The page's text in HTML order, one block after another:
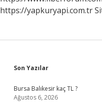
https://yapkuryapi.com.tr
Sidebar
Son Yazılar
Bursa Balıkesir kaç TL ?
Ağustos 6, 2026